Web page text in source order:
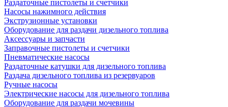
Раздаточные пистолеты и счетчики
Насосы нажимного действия
Экструзионные установки
Оборудование для раздачи дизельного топлива
Аксессуары и запчасти
Заправочные пистолеты и счетчики
Пневматические насосы
Раздаточные катушки для дизельного топлива
Раздача дизельного топлива из резервуаров
Ручные насосы
Электрические насосы для дизельного топлива
Оборудование для раздачи мочевины